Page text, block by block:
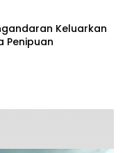
Keluarkan
Penipuan